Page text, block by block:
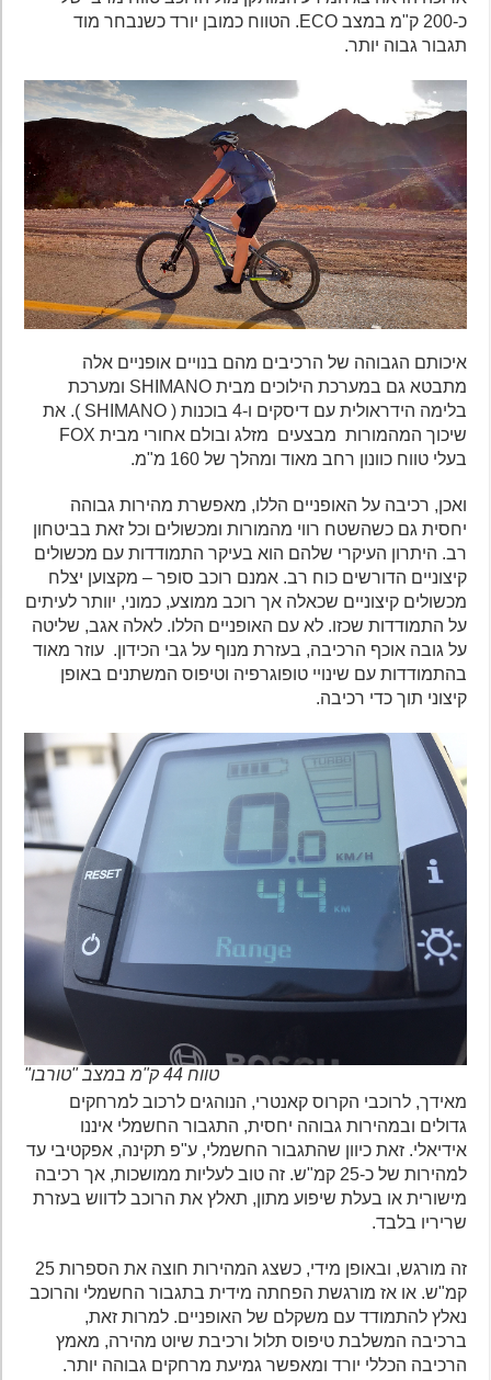
כ-200 ק"מ במצב ECO. הטווח כמובן יורד כשנבחר מוד
תגבור גבוה יותר.
איכותם הגבוהה של הרכיבים מהם בנויים אופניים אלה
מתבטא גם במערכת הילוכים מבית SHIMANO ומערכת
בלימה הידראולית עם דיסקים ו-4 בוכנות ( SHIMANO ). את
שיכוך המהמורות מבצעים מזלג ובולם אחורי מבית FOX
בעלי טווח כוונון רחב מאוד ומהלך של 160 מ"מ.
ואכן, רכיבה על האופניים הללו, מאפשרת מהירות גבוהה
יחסית גם כשהשטח רווי מהמורות ומכשולים וכל זאת בביטחון
רב. היתרון העיקרי שלהם הוא בעיקר התמודדות עם מכשולים
קיצוניים הדורשים כוח רב. אמנם רוכב סופר – מקצוען יצלח
מכשולים קיצוניים שכאלה אך רוכב ממוצע, כמוני, יוותר לעיתים
על התמודדות שכזו. לא עם האופניים הללו. לאלה אגב, שליטה
על גובה אוכף הרכיבה, בעזרת מנוף על גבי הכידון. עוזר מאוד
בהתמודדות עם שינויי טופוגרפיה וטיפוס המשתנים באופן
קיצוני תוך כדי רכיבה.
טווח 44 ק"מ במצב "טורבו"
מאידך, לרוכבי הקרוס קאנטרי, הנוהגים לרכוב למרחקים
גדולים ובמהירות גבוהה יחסית, התגבור החשמלי איננו
אידיאלי. זאת כיוון שהתגבור החשמלי, ע"פ תקינה, אפקטיבי עד
למהירות של כ-25 קמ"ש. זה טוב לעליות ממושכות, אך רכיבה
מישורית או בעלת שיפוע מתון, תאלץ את הרוכב לדווש בעזרת
שריריו בלבד.
זה מורגש, ובאופן מידי, כשצג המהירות חוצה את הספרות 25
קמ"ש. או אז מורגשת הפחתה מידית בתגבור החשמלי והרוכב
נאלץ להתמודד עם משקלם של האופניים. למרות זאת,
ברכיבה המשלבת טיפוס תלול ורכיבת שיוט מהירה, מאמץ
הרכיבה הכללי יורד ומאפשר גמיעת מרחקים גבוהה יותר.